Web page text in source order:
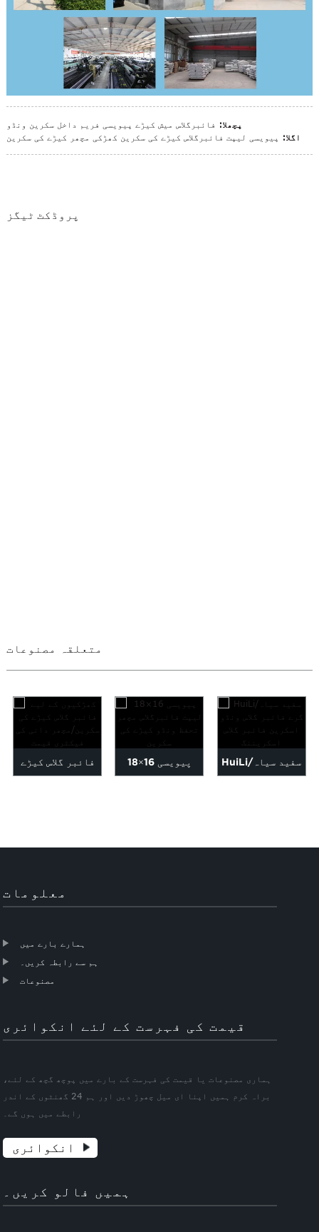
پچھلا: فائبرگلاس میش کیڑے پیویسی فریم داخل سکرین ونڈو
اگلا:
پیویسی لیپت فائبرگلاس کیڑے کی سکرین کھڑکی مچھر کیڑے کی سکرین
پروڈکٹ ٹیگز
متعلقہ مصنوعات
فائبر گلاس کیڑے 18×16 پیویسی HuiLi/سفید سیاہ
معلومات
ہمارے بارے میں
ہم سے رابطہ کریں۔
مصنوعات
قیمت کی فہرست کے لئے انکوائری
ہماری مصنوعات یا قیمت کی فہرست کے بارے میں پوچھ گچھ کے لئے،
براہ کرم ہمیں اپنا ای میل چھوڑ دیں اور ہم 24 گھنٹوں کے اندر
رابطے میں ہوں گے۔
انکوائری
ہمیں فالو کریں۔